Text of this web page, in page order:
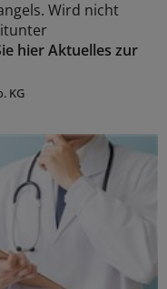
Wird nicht
hier Aktuelles zur
KG